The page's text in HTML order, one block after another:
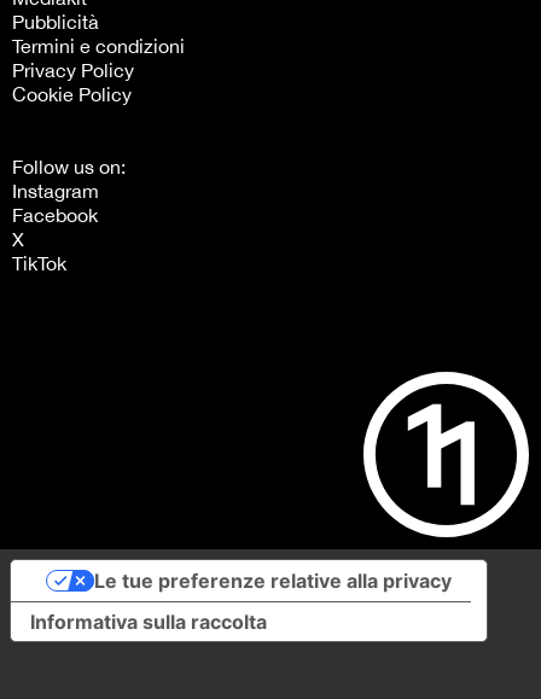
Pubblicità
Termini e condizioni
Privacy Policy
Cookie Policy
Follow us on:
Instagram
Facebook
X
TikTok
Informativa sulla raccolta
Le tue preferenze relative alla privacy